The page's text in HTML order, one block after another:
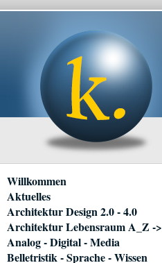
Navigation
überspringen
Willkommen
Aktuelles
Architektur Design 2.0 - 4.0
Architektur Lebensraum A_Z ->
Analog - Digital - Media
Belletristik - Sprache - Wissen